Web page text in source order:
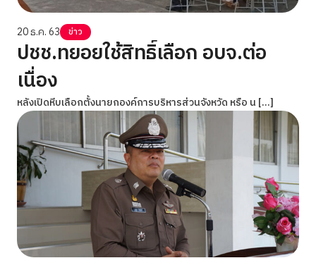
20 ธ.ค. 63 ข่าว
ปชช.ทยอยใช้สิทธิ์เลือก อบจ.ต่อ
เนื่อง
หลังเปิดหีบเลือกตั้งนายกองค์การบริหารส่วนจังหวัด หรือ น […]